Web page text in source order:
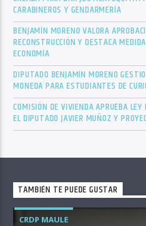
CARABINEROS Y GENDARMERÍA
BENJAMÍN MORENO VALORA
RECONSTRUCCIÓN Y DESTACA
ECONOMÍA
DIPUTADO BENJAMÍN MORENO
MONEDA PARA ESTUDIANTES DE
COMISIÓN DE VIVIENDA APRUEBA
EL DIPUTADO JAVIER MUÑOZ Y
TAMBIÉN TE PUEDE GUSTAR
CRDP MAULE